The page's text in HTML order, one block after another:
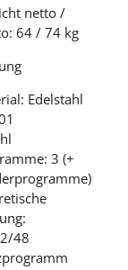
netto /
64 / 74 kg
Edelstahl
3 (+
48